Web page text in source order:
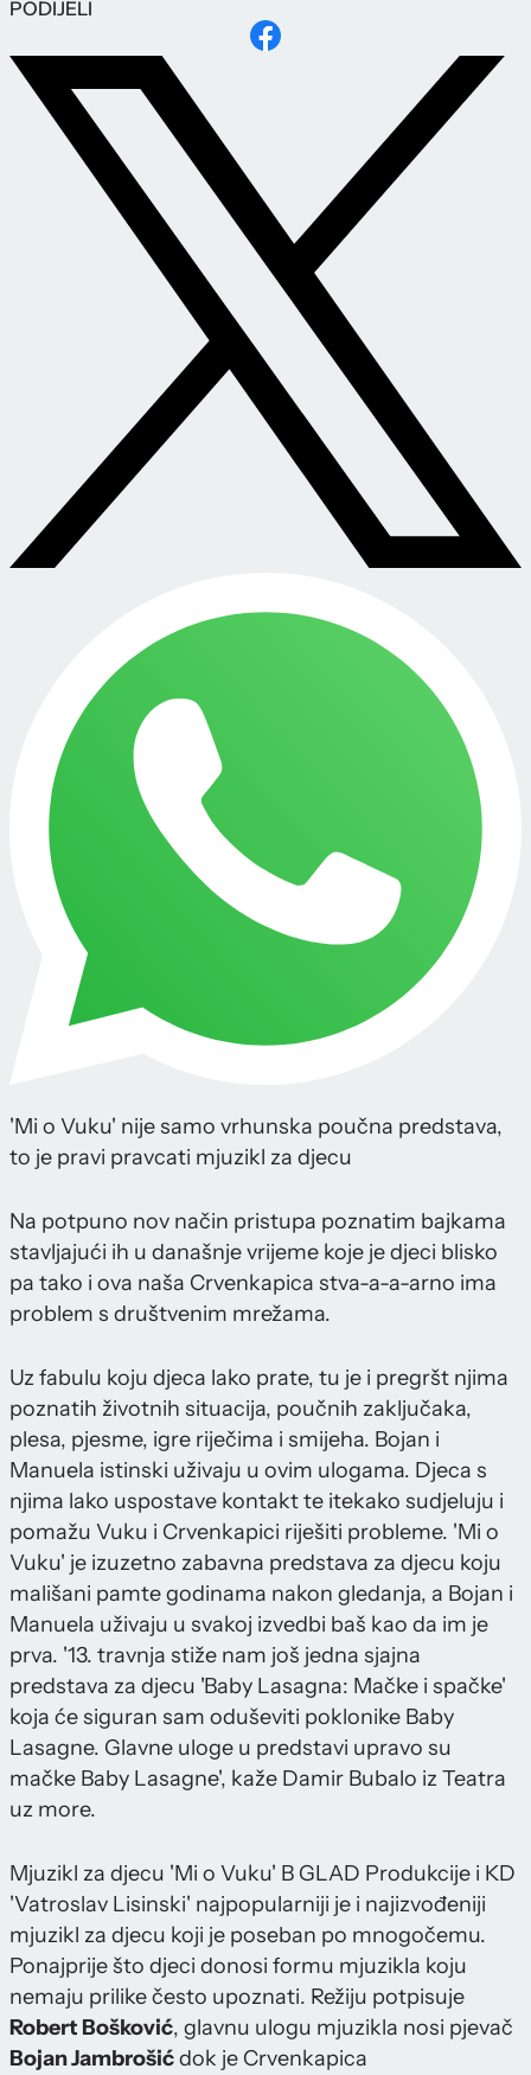
PODIJELI
'Mi o Vuku' nije samo vrhunska poučna predstava,
to je pravi pravcati mjuzikl za djecu
Na potpuno nov način pristupa poznatim bajkama
stavljajući ih u današnje vrijeme koje je djeci blisko
pa tako i ova naša Crvenkapica stva-a-a-arno ima
problem s društvenim mrežama.
Uz fabulu koju djeca lako prate, tu je i pregršt njima
poznatih životnih situacija, poučnih zaključaka,
plesa, pjesme, igre riječima i smijeha. Bojan i
Manuela istinski uživaju u ovim ulogama. Djeca s
njima lako uspostave kontakt te itekako sudjeluju i
pomažu Vuku i Crvenkapici riješiti probleme. 'Mi o
Vuku' je izuzetno zabavna predstava za djecu koju
mališani pamte godinama nakon gledanja, a Bojan i
Manuela uživaju u svakoj izvedbi baš kao da im je
prva. '13. travnja stiže nam još jedna sjajna
predstava za djecu 'Baby Lasagna: Mačke i spačke'
koja će siguran sam oduševiti poklonike Baby
Lasagne. Glavne uloge u predstavi upravo su
mačke Baby Lasagne', kaže Damir Bubalo iz Teatra
uz more.
Mjuzikl za djecu 'Mi o Vuku' B GLAD Produkcije i KD
'Vatroslav Lisinski' najpopularniji je i najizvođeniji
mjuzikl za djecu koji je poseban po mnogočemu.
Ponajprije što djeci donosi formu mjuzikla koju
nemaju prilike često upoznati. Režiju potpisuje
Robert Bošković, glavnu ulogu mjuzikla nosi pjevač
Bojan Jambrošićdok je Crvenkapica